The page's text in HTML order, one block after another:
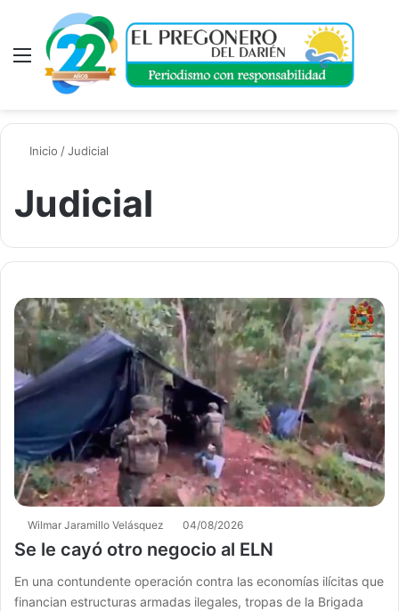
Menú
Inicio /Judicial
Judicial
Wilmar Jaramillo Velásquez 04/08/2026
Se le cayó otro negocio al ELN
En una contundente operación contra las economías ilícitas que
financian estructuras armadas ilegales, tropas de la Brigada